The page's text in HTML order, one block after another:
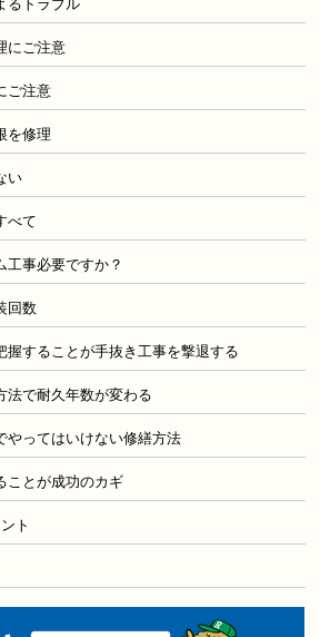
るトラブル
にご注意
ご注意
を修理
い
べて
工事必要ですか？
回数
握することが手抜き工事を撃退する
法で耐久年数が変わる
やってはいけない修繕方法
ことが成功のカギ
ト